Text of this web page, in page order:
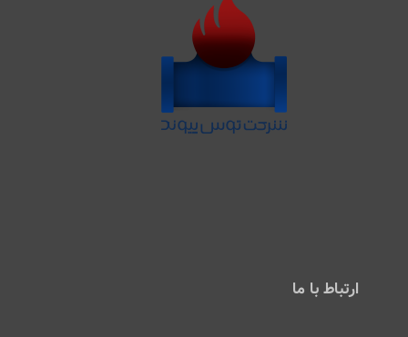
ارتباط با ما